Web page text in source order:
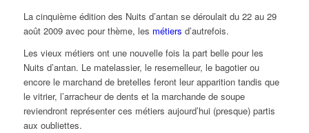
La cinquième édition des Nuits d’antan se déroulait du 22 au 29
août 2009 avec pour thème, les métiers d’autrefois.
Les vieux métiers ont une nouvelle fois la part belle pour les
Nuits d’antan. Le matelassier, le resemelleur, le bagotier ou
encore le marchand de bretelles feront leur apparition tandis que
le vitrier, l’arracheur de dents et la marchande de soupe
reviendront représenter ces métiers aujourd’hui (presque) partis
aux oubliettes.